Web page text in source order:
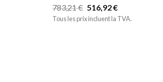
783,21€ 516,92€
Tous les prix incluent la TVA.